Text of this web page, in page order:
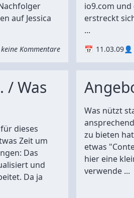
auf Jessica
keine Kommentare
io9.com
erstreckt
...
11.03.09
/ Was
dieses
Zeit um
Das
und
Da ja
Was nützt
zu bieten
etwas
hier eine
verwende ...